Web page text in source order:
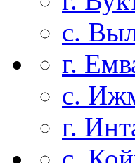
с.
г.
с.
г.